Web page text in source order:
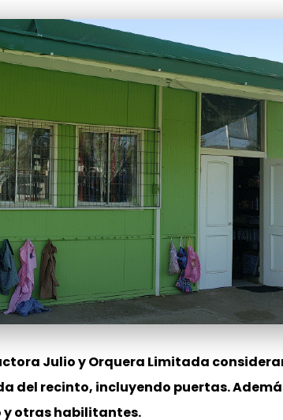
Julio y Orquera Limitada
del recinto, incluyendo puertas.
y otras habilitantes.